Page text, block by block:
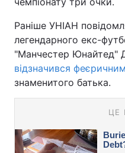
Раніше УНІАН
легендарного екс-
"Манчестер Юнайтед"
відзначився
знаменитого батька.